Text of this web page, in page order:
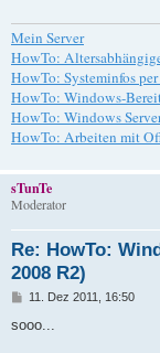
Mein Server
HowTo:
HowTo: Systeminfos
HowTo: Windows-
HowTo: Windows
HowTo: Arbeiten mit
sTunTe
Moderator
Re: HowTo:
2008 R2)
B
i
11. Dez 2011, 16:50
sooo...